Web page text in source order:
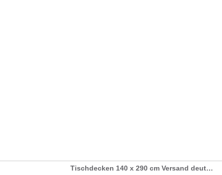
Tischdecken 140 x 290 cm Versand deutschlandweit